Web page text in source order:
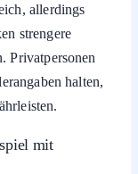
allerdings
strengere
Privatpersonen
halten,
mit